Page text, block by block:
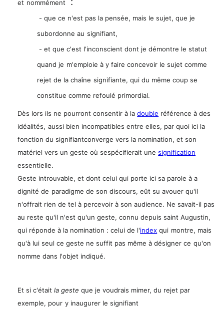
et nommément
- que ce n'est pas la pensée, mais le sujet, que je
subordonne au signifiant,
- et que c'est l'inconscient dont je démontre le statut
quand je m'emploie à y faire concevoir le sujet comme
rejet de la chaîne signifiante, qui du même coup se
constitue comme refoulé primordial.
Dès lors ils ne pourront consentir à ladouble référence à des
idéalités, aussi bien incompatibles entre elles, par quoi ici la
fonction du signifiantconverge vers la nomination, et son
matériel vers un geste où sespécifierait unesignification
essentielle.
Geste introuvable, et dont celui qui porte ici sa parole à a
dignité de paradigme de son discours, eût su avouer qu'il
n'offrait rien de tel à percevoir à son audience. Ne savait-il pas
au reste qu'il n'est qu'un geste, connu depuis saint Augustin,
qui réponde à la nomination : celui de l'index qui montre, mais
qu'à lui seul ce geste ne suffit pas même à désigner ce qu'on
nomme dans l'objet indiqué.
Et si c'étaitla geste que je voudrais mimer, du rejet par
exemple, pour y inaugurer le signifiant